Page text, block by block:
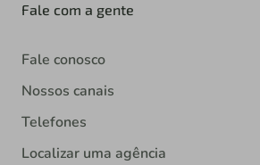
Fale com a gente
Fale conosco
Nossos canais
Telefones
Localizar uma agência